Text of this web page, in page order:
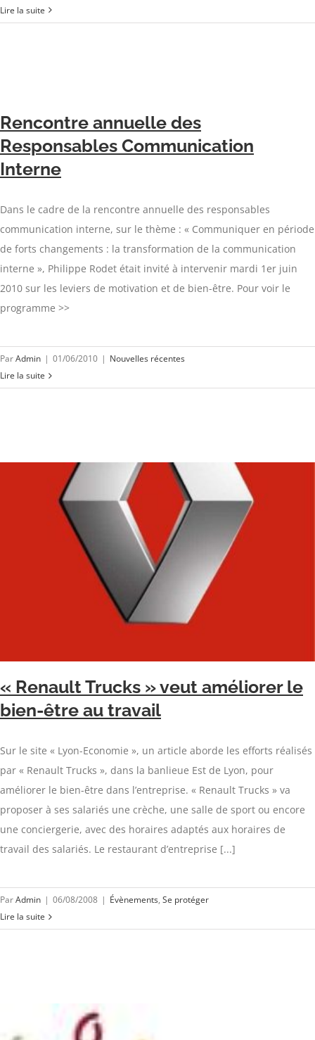
Lire la suite
Rencontre annuelle des
Responsables Communication
Interne
Dans le cadre de la rencontre annuelle des responsables
communication interne, sur le thème : « Communiquer en période
de forts changements : la transformation de la communication
interne », Philippe Rodet était invité à intervenir mardi 1er juin
2010 sur les leviers de motivation et de bien-être. Pour voir le
programme >>
ParAdmin | 01/06/2010 | Nouvelles récentes
Lire la suite
« Renault Trucks » veut améliorer le
bien-être au travail
Sur le site « Lyon-Economie », un article aborde les efforts réalisés
par « Renault Trucks », dans la banlieue Est de Lyon, pour
améliorer le bien-être dans l’entreprise. « Renault Trucks » va
proposer à ses salariés une crèche, une salle de sport ou encore
une conciergerie, avec des horaires adaptés aux horaires de
travail des salariés. Le restaurant d’entreprise [...]
ParAdmin | 06/08/2008 | Évènements, Se protéger
Lire la suite